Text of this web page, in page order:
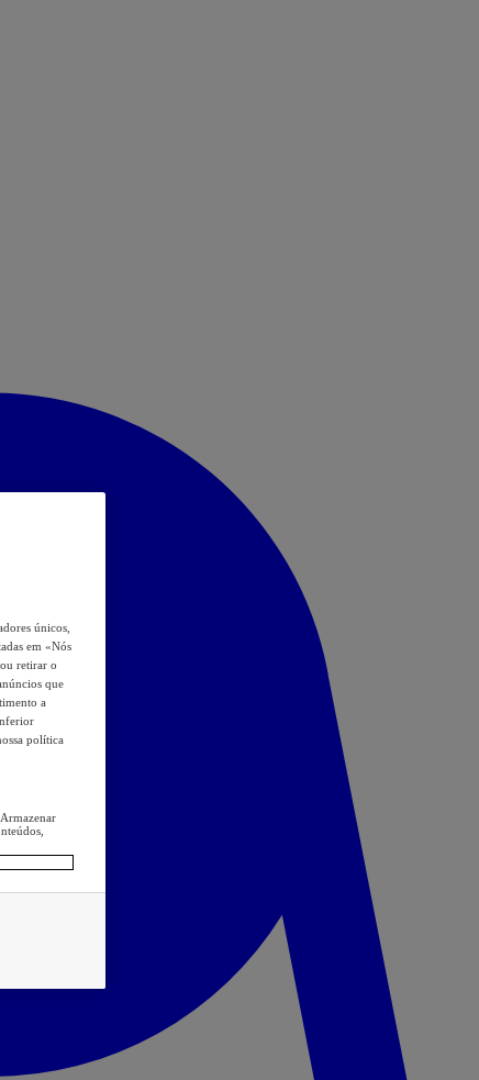
únicos,
em «Nós
retirar o
que
a
política